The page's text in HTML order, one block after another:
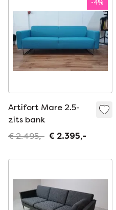
Artifort Mare 2.5-
zits bank
€ 2.495,- € 2.395,-